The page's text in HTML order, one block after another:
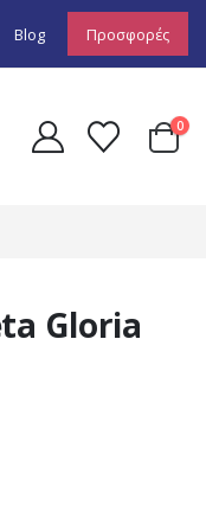
Blog Προσφορές
0
Gloria